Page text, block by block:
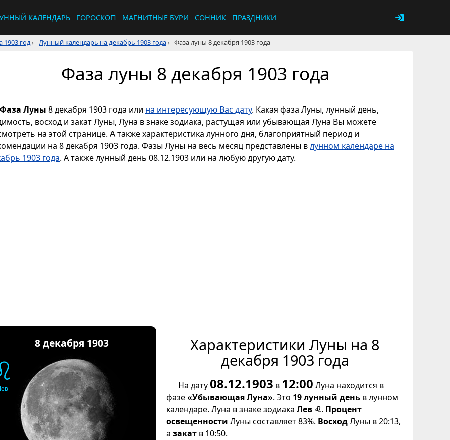
КАЛЕНДАРЬ ГОРОСКОП МАГНИТНЫЕ БУРИ СОННИК ПРАЗДНИКИ
1903 год› Лунный календарь на декабрь 1903 года› Фаза луны 8 декабря 1903 года
Фаза луны 8 декабря 1903 года
Фаза Луны 8 декабря 1903 года или на интересующую Вас дату. Какая фаза Луны, лунный день,
восход и закат Луны, Луна в знаке зодиака, растущая или убывающая Луна Вы можете
на этой странице. А также характеристика лунного дня, благоприятный период и
на 8 декабря 1903 года. Фазы Луны на весь месяц представлены влунном календаре на
1903 года. А также лунный день 08.12.1903 или на любую другую дату.
8 декабря 1903 Характеристики Луны на 8
декабря 1903 года
На дату08.12.1903 в 12:00 Луна находится в
фазе«Убывающая Луна». Это 19 лунный день в лунном
календаре. Луна в знаке зодиака Лев ♌. Процент
освещенности Луны составляет 83%. ВосходЛуны в 20:13,
а закат в 10:50.